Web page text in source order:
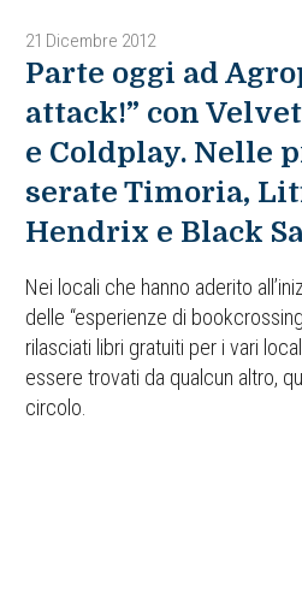
21 Dicembre 2012
Parte oggi ad
attack!” con
e Coldplay. Nelle
serate Timoria,
Hendrix e Black
Nei locali che hanno aderito
delle “esperienze di
rilasciati libri gratuiti per i vari
essere trovati da qualcun altro,
circolo.